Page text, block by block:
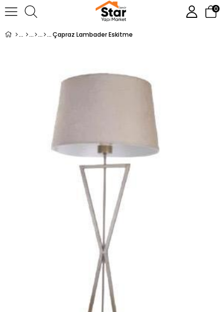
0
Çapraz Lambader Eskitme